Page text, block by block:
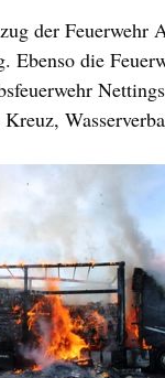
der
Ebenso die
Kreuz,